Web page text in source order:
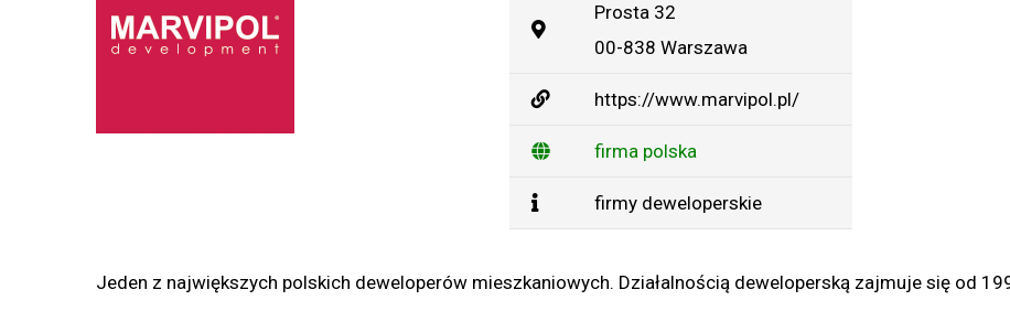
Prosta 32
00-838 Warszawa
https://www.marvipol.pl/
firma polska
firmy deweloperskie
Jeden z największych polskich deweloperów mieszkaniowych. Działalnością deweloperską zajmuje się od